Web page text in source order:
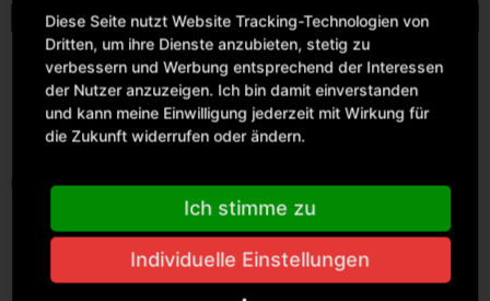
Farben Größen Lager Einzelpreis Menge
One
Size
6070
Sofort versandfertig,
Lieferzeit ca. 1-3
Werktage
IN DEN WARENKORB
Diese Seite nutzt Website Tracking-Technologien von
Dritten, um ihre Dienste anzubieten, stetig zu
verbessern und Werbung entsprechend der Interessen
der Nutzer anzuzeigen. Ich bin damit einverstanden
und kann meine Einwilligung jederzeit mit Wirkung für
die Zukunft widerrufen oder ändern.
Ich stimme zu
Individuelle Einstellungen